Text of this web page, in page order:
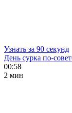
Узнать за 90 секунд
День сурка по-
00:58
2 мин